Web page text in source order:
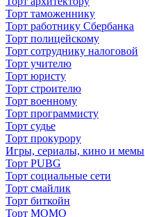
Торт таможеннику
Торт работнику Сбербанка
Торт полицейскому
Торт сотруднику налоговой
Торт учителю
Торт юристу
Торт строителю
Торт военному
Торт программисту
Торт судье
Торт прокурору
Игры, сериалы, кино и мемы
Торт PUBG
Торт социальные сети
Торт смайлик
Торт биткойн
Торт МОМО